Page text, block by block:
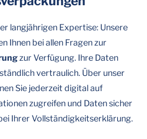
langjährigen Expertise: Unsere
Ihnen bei allen Fragen zur
zur Verfügung. Ihre Daten
vertraulich. Über unser
Sie jederzeit digital auf
zugreifen und Daten sicher
Ihrer Vollständigkeitserklärung.